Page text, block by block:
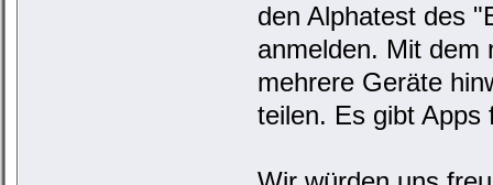
den Alphatest des
anmelden. Mit dem
mehrere Geräte
teilen. Es gibt Apps